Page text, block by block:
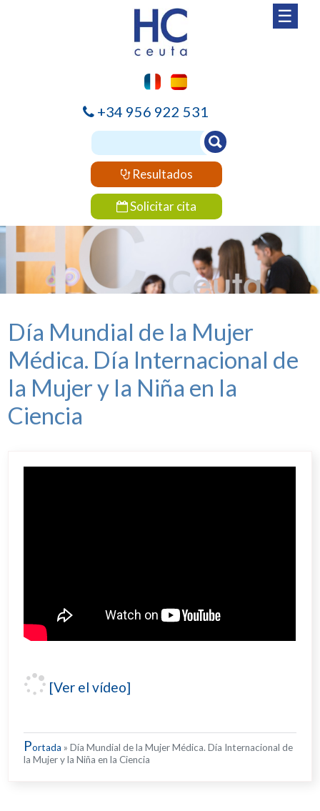
☰
+34 956 922 531
Resultados
Solicitar cita
Día Mundial de la Mujer
Médica. Día Internacional de
la Mujer y la Niña en la
Ciencia
[Ver el vídeo]
Portada »Día Mundial de la Mujer Médica. Día Internacional de
la Mujer y la Niña en la Ciencia